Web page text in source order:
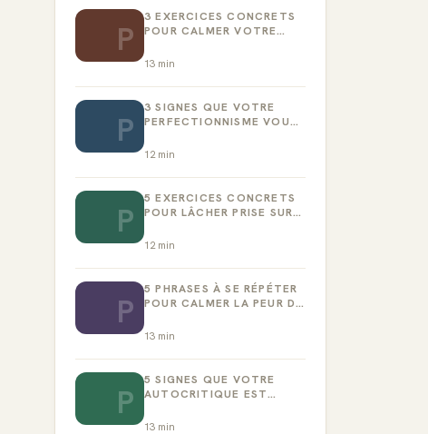
P
3 EXERCICES CONCRETS
POUR CALMER VOTRE
13 min
P
3 SIGNES QUE VOTRE
PERFECTIONNISME VOUS
12min
P
5 EXERCICES CONCRETS
POUR LÂCHER PRISE SUR
12min
P
5 PHRASES À SE RÉPÉTER
POUR CALMER LA PEUR DE
13 min
P
5 SIGNES QUE VOTRE
AUTOCRITIQUE EST
13 min